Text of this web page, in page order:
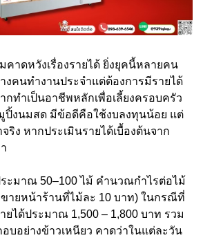
าดหวังเรื่องรายได้ ยิ่งยุคนี้หลายคน
งคนทำงานประจำแต่ต้องการมีรายได้
กทำเป็นอาชีพหลักเพื่อเลี้ยงครอบครัว
ปิ้งนมสด มีข้อดีคือใช้งบลงทุนน้อย แต่
ริง หากประเมินรายได้เบื้องต้นจาก
ะมาณ 50–100 ไม้ คำนวณกำไรต่อไม้
ายหน้าร้านที่ไม้ละ 10 บาท) ในกรณีที่
ยได้ประมาณ 1,500 – 1,800 บาท รวม
บอย่างข้าวเหนียว คาดว่าในแต่ละวัน